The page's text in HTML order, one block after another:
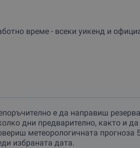
време - всеки уикенд и
е да направиш
дни предварително, както и да
метеорологичната прогноза
избраната дата.